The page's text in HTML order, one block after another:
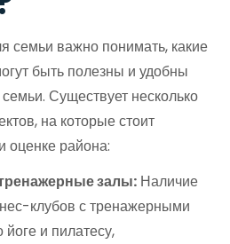
семьи важно понимать, какие
быть полезны и удобны
Существует несколько
на которые стоит
оценке района:
залы: Наличие
клубов с тренажерными
и пилатесу,